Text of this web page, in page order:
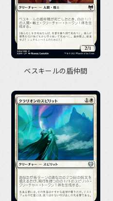
ベスキールの盾仲間